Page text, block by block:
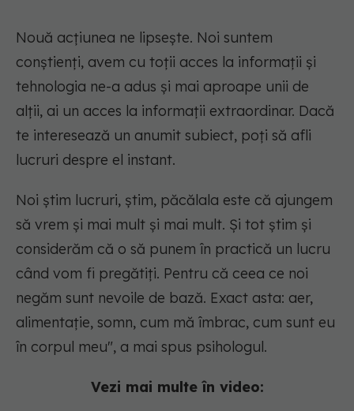
Nouă acțiunea ne lipsește. Noi suntem
conștienți, avem cu toții acces la informații și
tehnologia ne-a adus și mai aproape unii de
alții, ai un acces la informații extraordinar. Dacă
te interesează un anumit subiect, poți să afli
lucruri despre el instant.
Noi știm lucruri, știm, păcălala este că ajungem
să vrem și mai mult și mai mult. Și tot știm și
considerăm că o să punem în practică un lucru
când vom fi pregătiți. Pentru că ceea ce noi
negăm sunt nevoile de bază. Exact asta: aer,
alimentație, somn, cum mă îmbrac, cum sunt eu
în corpul meu", a mai spus psihologul.
Vezi mai multe în video: